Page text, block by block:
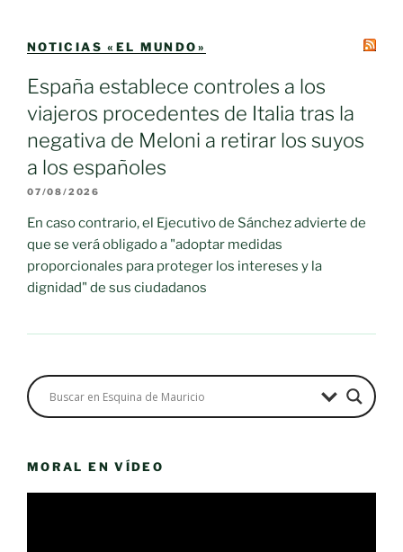
NOTICIAS «EL MUNDO»
España establece controles a los
viajeros procedentes de Italia tras la
negativa de Meloni a retirar los suyos
a los españoles
07/08/2026
En caso contrario, el Ejecutivo de Sánchez advierte de
que se verá obligado a "adoptar medidas
proporcionales para proteger los intereses y la
dignidad" de sus ciudadanos
MORAL EN VÍDEO